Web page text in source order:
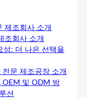
제조회사 소개
조회사 소개
성: 더 나은 선택을
문 제조공장 소개
OEM 및 ODM 방
션